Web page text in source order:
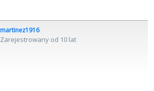
martinez1916
Zarejestrowany od 10 lat